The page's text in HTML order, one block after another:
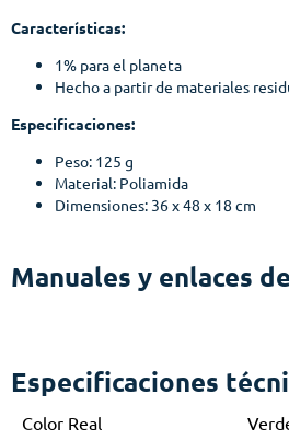
Características:
1% para el planeta
Hecho a partir de materiales
Especificaciones:
Peso: 125 g
Material: Poliamida
Dimensiones: 36 x 48 x 18 cm
Manuales y enlaces
Especificaciones
Color Real